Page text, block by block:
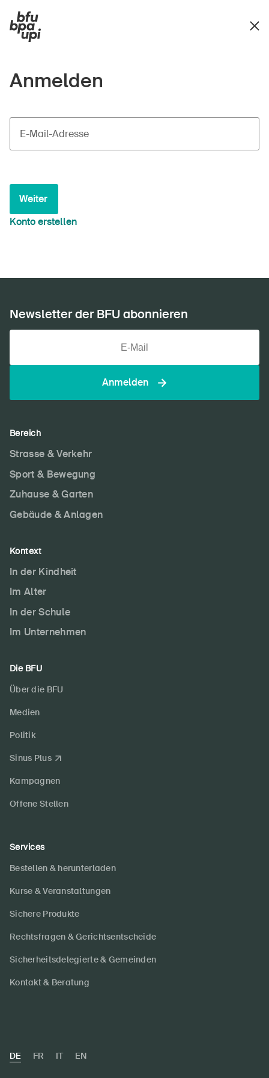
Anmelden
E-Mail-Adresse
Weiter
Konto erstellen
Newsletter der BFU abonnieren
Anmelden
Bereich
Strasse & Verkehr
Sport & Bewegung
Zuhause & Garten
Gebäude & Anlagen
Kontext
In der Kindheit
Im Alter
In der Schule
Im Unternehmen
Die BFU
Über die BFU
Medien
Politik
Sinus Plus
Kampagnen
Offene Stellen
Services
Bestellen & herunterladen
Kurse & Veranstaltungen
Sichere Produkte
Rechtsfragen & Gerichtsentscheide
Sicherheitsdelegierte & Gemeinden
Kontakt & Beratung
DE FR IT EN